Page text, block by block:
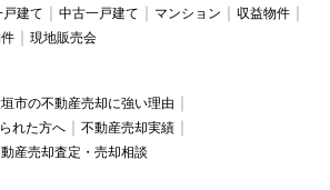
建て 中古一戸建て マンション
収益物件
現地販売会
市の不動産売却に強い理由
れた方へ
不動産売却実績
産売却査定・売却相談